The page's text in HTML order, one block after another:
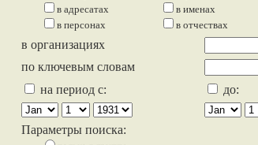
в адресатах
в персонах
в именах
в отчествах
в организациях
по ключевым словам
на период с:
до:
Параметры поиска: